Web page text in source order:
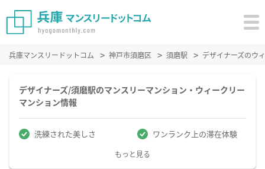
兵庫マンスリードットコム 神戸市須磨区 須磨駅 デザイナーズのウ
デザイナーズ/須磨駅のマンスリーマンション・ウィークリー
マンション情報
洗練された美しさ ワンランク上の滞在体験
もっと見る